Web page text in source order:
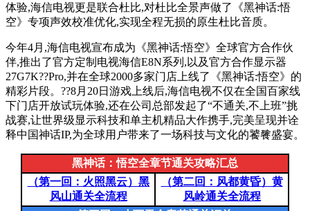
体验,海信电视更是联合杜比,对杜比全景声做了《黑神话:悟
空》专项声效校准优化,实现全程无损的原生杜比音质。
今年4月,海信电视宣布成为《黑神话:悟空》全球官方合作伙
伴,推出了官方定制电视海信E8N系列,以及官方合作显示器
27G7K??Pro,并在全球2000多家门店上线了《黑神话:悟空》的
精彩片段。??8月20日游戏上线后,海信电视不仅在全国百家线
下门店开放试玩体验,还在公司总部发起了“不通关,不上班”挑
战赛,让世界级显示科技和单主机精品大作携手,完美呈现并诠
释中国神话IP,为全球用户带来了一场科技与文化的饕餮盛宴。
黑神话：悟空全章节通关攻略汇总
（第一回：火照黑云）黑
风山通关全流程
（第二回：风都黄昏）黄
风岭通关全流程